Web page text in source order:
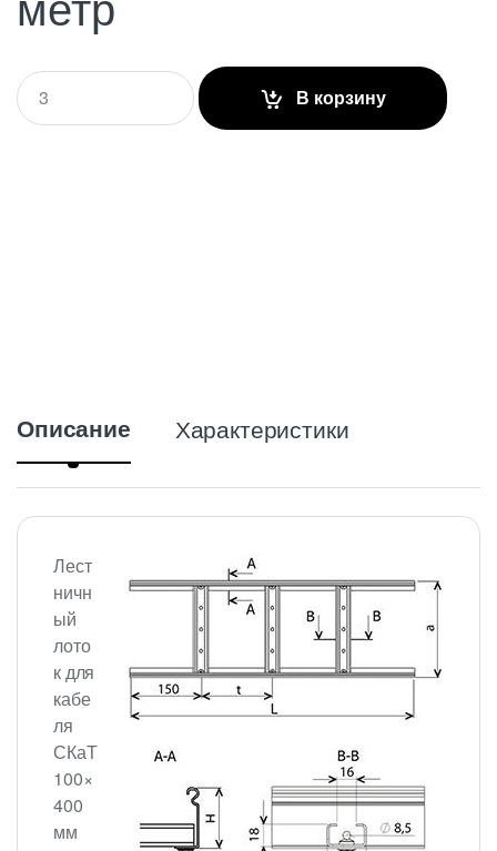
Q
u
a
В корзину
Описание Характеристики
Лест
ничн
ый
лото
к для
кабе
ля
СКаТ
100×
400
мм